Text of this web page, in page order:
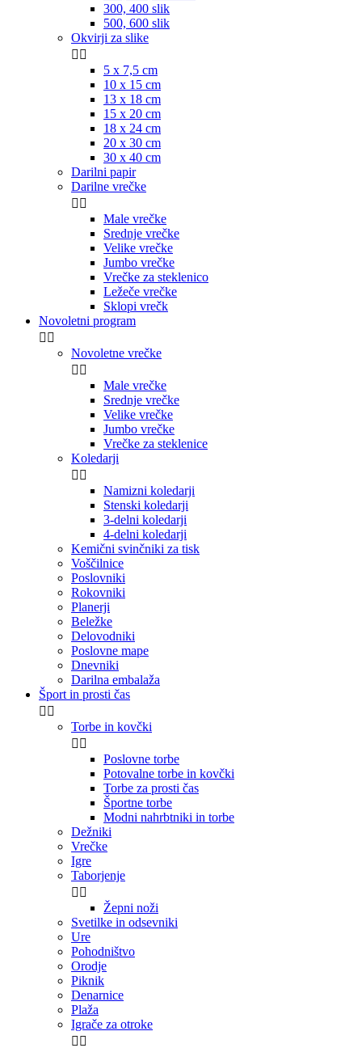
300, 400 slik
500, 600 slik
Okvirji za slike
 
5 x 7,5 cm
10 x 15 cm
13 x 18 cm
15 x 20 cm
18 x 24 cm
20 x 30 cm
30 x 40 cm
Darilni papir
Darilne vrečke
 
Male vrečke
Srednje vrečke
Velike vrečke
Jumbo vrečke
Vrečke za steklenico
Ležeče vrečke
Sklopi vrečk
Novoletni program
 
Novoletne vrečke
 
Male vrečke
Srednje vrečke
Velike vrečke
Jumbo vrečke
Vrečke za steklenice
Koledarji
 
Namizni koledarji
Stenski koledarji
3-delni koledarji
4-delni koledarji
Kemični svinčniki za tisk
Voščilnice
Poslovniki
Rokovniki
Planerji
Beležke
Delovodniki
Poslovne mape
Dnevniki
Darilna embalaža
Šport in prosti čas
 
Torbe in kovčki
 
Poslovne torbe
Potovalne torbe in kovčki
Torbe za prosti čas
Športne torbe
Modni nahrbtniki in torbe
Dežniki
Vrečke
Igre
Taborjenje
 
Žepni noži
Svetilke in odsevniki
Ure
Pohodništvo
Orodje
Piknik
Denarnice
Plaža
Igrače za otroke
 